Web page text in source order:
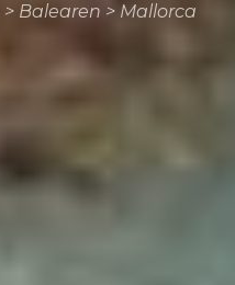
> Balearen > Mallorca